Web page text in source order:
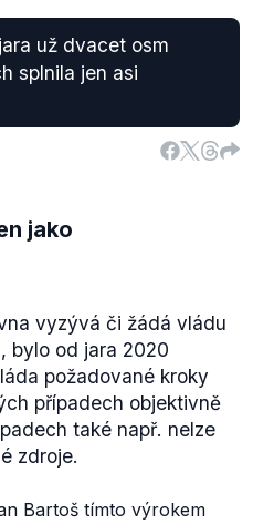
už dvacet osm
splnila jen asi
jako
vyzývá či žádá vládu
bylo od jara 2020
požadované kroky
případech objektivně
také např. nelze
zdroje.
Bartoš tímto výrokem